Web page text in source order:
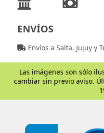
ENVÍOS
Envíos a Salta, Jujuy y
Las imágenes son sólo
cambiar sin previo aviso.